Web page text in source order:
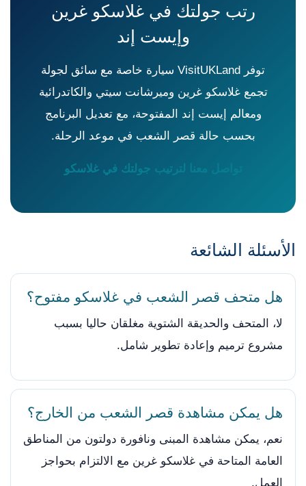
رتب جولتك في غلاسكو غرين
وإيست إند
توفر VisitUKLand سيارة خاصة مع سائق لجولة
تجمع غلاسكو غرين وميرشانت سيتي والكاتدرائية
ومعالم إيست إند المفتوحة، مع تعديل البرنامج
بحسب حالة قصر الشعب في موعد الرحلة.
تواصل معنا لترتيب جولتك في غلاسكو
الأسئلة الشائعة
هل متحف قصر الشعب في غلاسكو مفتوح؟
لا، المتحف والحديقة الشتوية مغلقان حاليا بسبب
مشروع ترميم وإعادة تطوير شامل.
هل يمكن مشاهدة قصر الشعب من الخارج؟
نعم، يمكن مشاهدة المبنى ونافورة دولتون من المناطق
العامة المتاحة في غلاسكو غرين مع الالتزام بحواجز
العمل.